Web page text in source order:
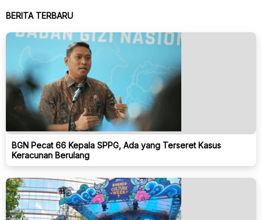
BERITA TERBARU
BGN Pecat 66 Kepala SPPG, Ada yang Terseret Kasus
Keracunan Berulang